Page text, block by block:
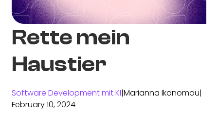
Rette mein
Haustier
Software Development mit KI|Marianna Ikonomou|
February 10, 2024